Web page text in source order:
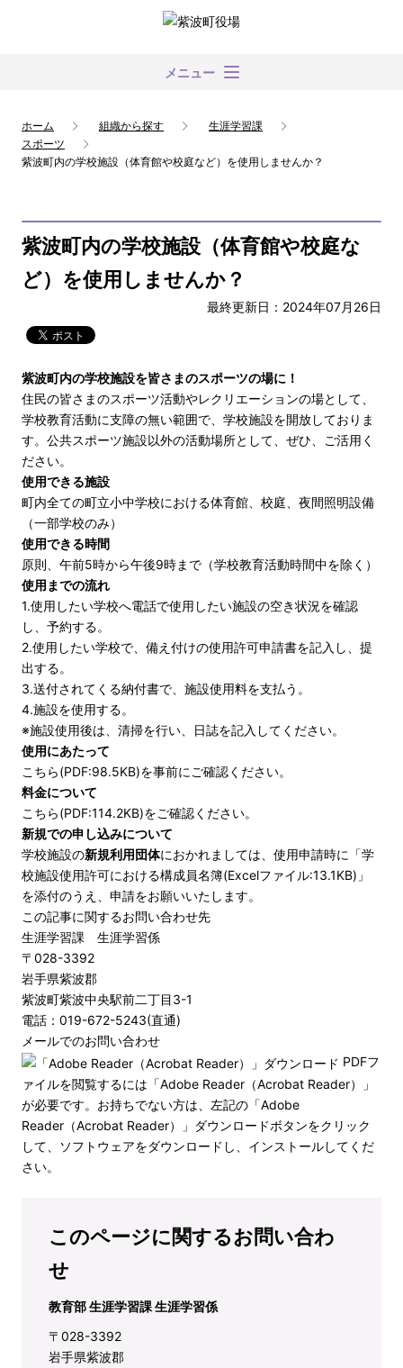
メニュー
ホーム 組織から探す
生涯学習課
スポーツ
紫波町内の学校施設（体育館や校庭など）を使用しませんか？
紫波町内の学校施設（体育館や校庭な
ど）を使用しませんか？
最終更新日：2024年07月26日
紫波町内の学校施設を皆さまのスポーツの場に！
住民の皆さまのスポーツ活動やレクリエーションの場として、
学校教育活動に支障の無い範囲で、学校施設を開放しておりま
す。公共スポーツ施設以外の活動場所として、ぜひ、ご活用く
ださい。
使用できる施設
町内全ての町立小中学校における体育館、校庭、夜間照明設備
（一部学校のみ）
使用できる時間
原則、午前5時から午後9時まで（学校教育活動時間中を除く）
使用までの流れ
1.使用したい学校へ電話で使用したい施設の空き状況を確認
し、予約する。
2.使用したい学校で、備え付けの使用許可申請書を記入し、提
出する。
3.送付されてくる納付書で、施設使用料を支払う。
4.施設を使用する。
※施設使用後は、清掃を行い、日誌を記入してください。
使用にあたって
こちら(PDF:98.5KB)を事前にご確認ください。
料金について
こちら(PDF:114.2KB)をご確認ください。
新規での申し込みについて
学校施設の新規利用団体におかれましては、使用申請時に「学
校施設使用許可における構成員名簿(Excelファイル:13.1KB) 」
を添付のうえ、申請をお願いいたします。
この記事に関するお問い合わせ先
生涯学習課 生涯学習係
〒028-3392
岩手県紫波郡
紫波町紫波中央駅前二丁目3-1
電話：019-672-5243(直通)
メールでのお問い合わせ
PDFフ
ァイルを閲覧するには「Adobe Reader（Acrobat Reader）」
が必要です。お持ちでない方は、左記の「Adobe
Reader（Acrobat Reader）」ダウンロードボタンをクリック
して、ソフトウェアをダウンロードし、インストールしてくだ
さい。
このページに関するお問い合わ
せ
教育部 生涯学習課 生涯学習係
〒028-3392
岩手県紫波郡